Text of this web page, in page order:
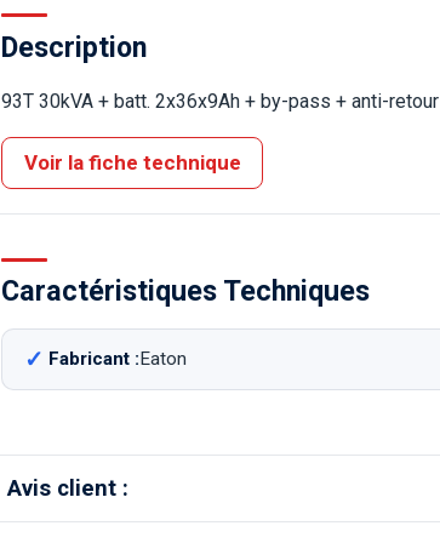
Description
93T 30kVA + batt. 2x36x9Ah + by-pass + anti-retour
Voir la fiche technique
Caractéristiques Techniques
Fabricant :Eaton
Avis client :